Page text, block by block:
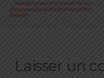
Amandine Ferrato Et Nicolas Perrier
Vainqueurs Du 42 Km De L'Ubaye Trail
Salomon
Laisser un